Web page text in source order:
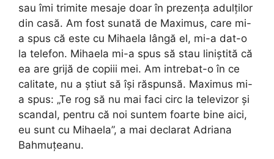
sau îmi trimite mesaje doar în prezența adulților
din casă. Am fost sunată de Maximus, care mi-
a spus că este cu Mihaela lângă el, mi-a dat-o
la telefon. Mihaela mi-a spus să stau liniștită că
ea are grijă de copiii mei. Am intrebat-o în ce
calitate, nu a știut să își răspunsă. Maximus mi-
a spus: „Te rog să nu mai faci circ la televizor și
scandal, pentru că noi suntem foarte bine aici,
eu sunt cu Mihaela”, a mai declarat Adriana
Bahmuțeanu.